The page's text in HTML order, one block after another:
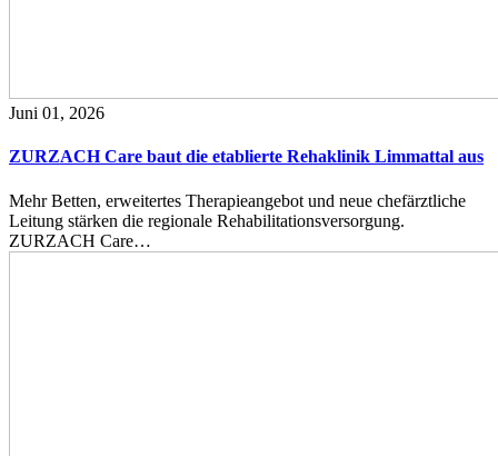
Juni 01, 2026
ZURZACH Care baut die etablierte Rehaklinik Limmattal aus
Mehr Betten, erweitertes Therapieangebot und neue chefärztliche
Leitung stärken die regionale Rehabilitationsversorgung.
ZURZACH Care…